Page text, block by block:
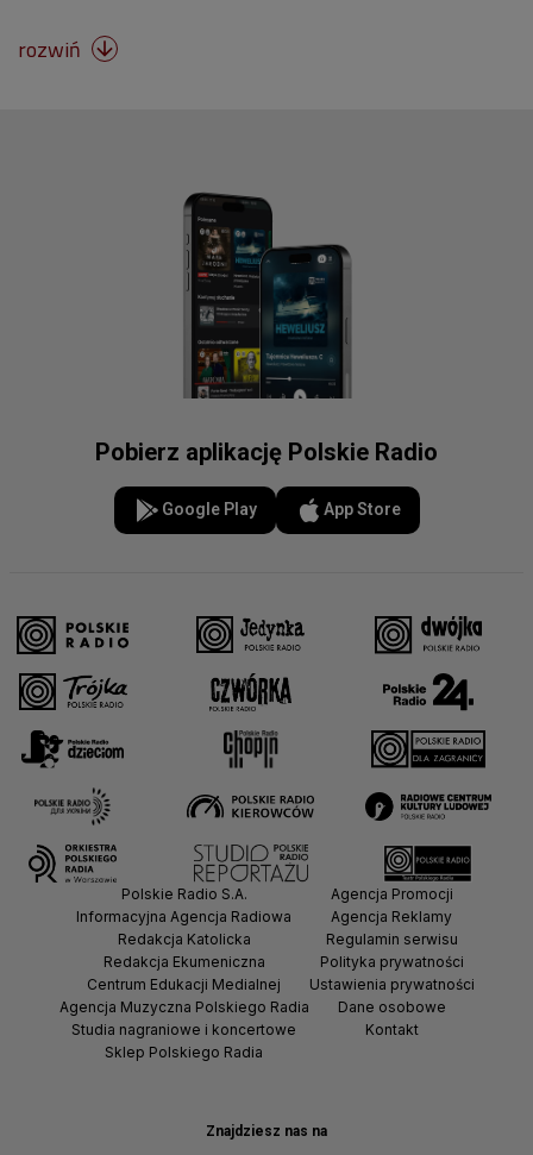
rozwiń 
Pobierz aplikację Polskie Radio
Google Play App Store
Znajdziesz nas na
Polskie Radio S.A.
Informacyjna Agencja Radiowa
Redakcja Katolicka
Redakcja Ekumeniczna
Centrum Edukacji Medialnej
Agencja Muzyczna Polskiego Radia
Studia nagraniowe i koncertowe
Sklep Polskiego Radia
Agencja Promocji
Agencja Reklamy
Regulamin serwisu
Polityka prywatności
Ustawienia prywatności
Dane osobowe
Kontakt